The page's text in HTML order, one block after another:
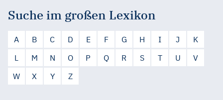
Suche im großen Lexikon
A B C D E F G H I J
K
L
M N O P Q R S T U
V
W
X Y Z